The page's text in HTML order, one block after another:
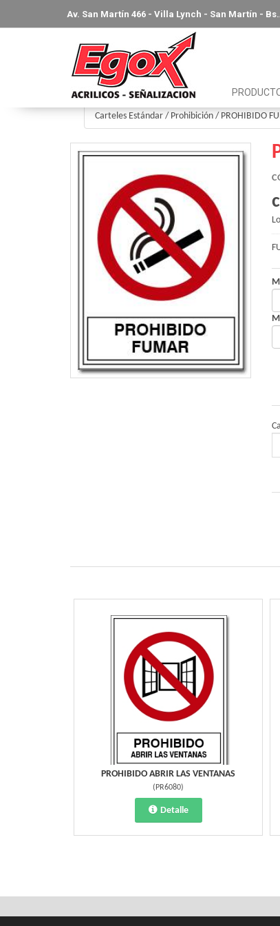
Av. San Martín 466 - Villa Lynch - San Martín -
Carteles Estándar / Prohibición / PROHIBIDO
PROHIBIDO ABRIR LAS VENTANAS
( PR6080)
Detalle